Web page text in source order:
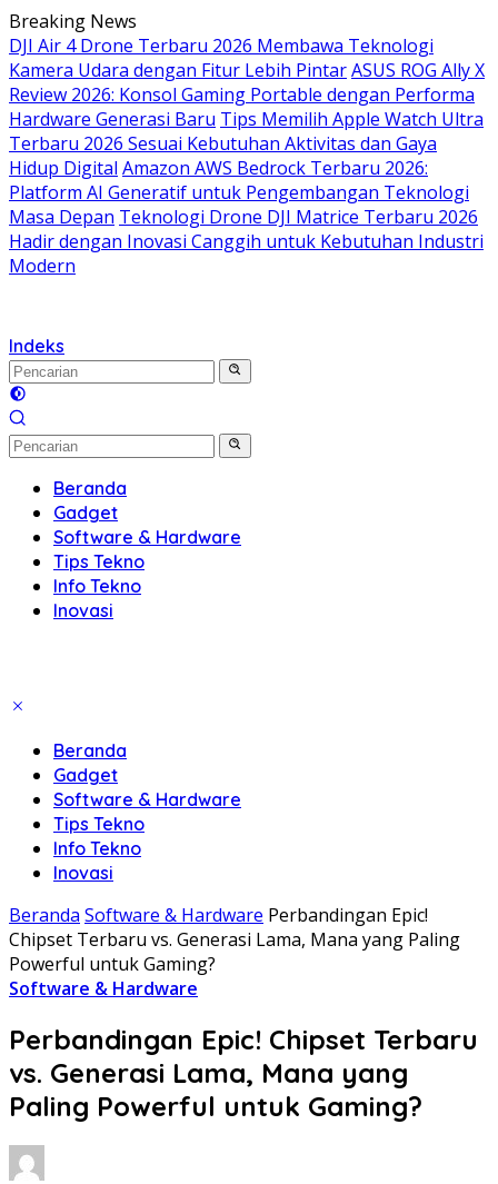
Langsung
ke
konten
Breaking News
DJI Air 4 Drone Terbaru 2026 Membawa Teknologi
Kamera Udara dengan Fitur Lebih PintarASUS ROG Ally X
Review 2026: Konsol Gaming Portable dengan Performa
Hardware Generasi Baru Tips Memilih Apple Watch Ultra
Terbaru 2026 Sesuai Kebutuhan Aktivitas dan Gaya
Hidup Digital Amazon AWS Bedrock Terbaru 2026:
Platform AI Generatif untuk Pengembangan Teknologi
Masa Depan Teknologi Drone DJI Matrice Terbaru 2026
Hadir dengan Inovasi Canggih untuk Kebutuhan Industri
Modern
Indeks
Beranda
Gadget
Software & Hardware
Tips Tekno
Info Tekno
Inovasi
Beranda
Gadget
Software & Hardware
Tips Tekno
Info Tekno
Inovasi
Beranda Software & Hardware Perbandingan Epic!
Chipset Terbaru vs. Generasi Lama, Mana yang Paling
Powerful untuk Gaming?
Software & Hardware
Perbandingan Epic! Chipset Terbaru
vs. Generasi Lama, Mana yang
Paling Powerful untuk Gaming?